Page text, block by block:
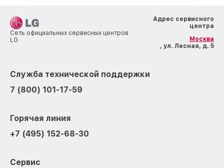
Сеть официальных сервисных центров
LG
Адрес сервисного
центра
Москва
, ул. Лесная, д. 5
Служба технической поддержки
7 (800) 101-17-59
Горячая линия
+7 (495) 152-68-30
Сервис